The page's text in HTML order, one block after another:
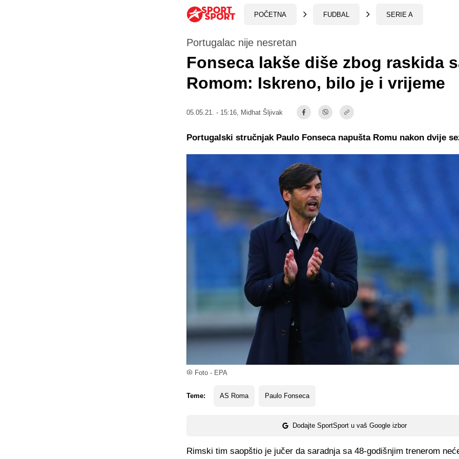
POČETNA FUDBAL SERIE A
Foto - EPA
Portugalac nije nesretan
Fonseca lakše diše zbog raskida
Romom: Iskreno, bilo je i vrijeme
05.05.21. - 15:16, Midhat Šljivak
Teme: AS Roma Paulo Fonseca
Dodajte SportSport u vaš Google izbor
Portugalski stručnjak Paulo Fonseca napušta Romu nakon dvije
Rimski tim saopštio je jučer da saradnja sa 48-godišnjim trenerom